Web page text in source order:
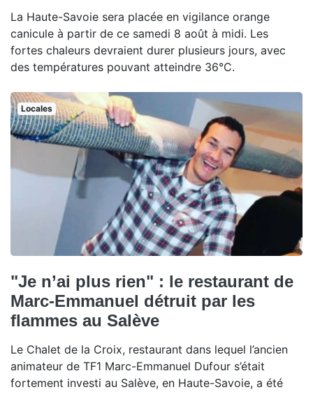
La Haute-Savoie sera placée en vigilance orange
canicule à partir de ce samedi 8 août à midi. Les
fortes chaleurs devraient durer plusieurs jours, avec
des températures pouvant atteindre 36°C.
Locales
"Je n’ai plus rien" : le restaurant de
Marc-Emmanuel détruit par les
flammes au Salève
Le Chalet de la Croix, restaurant dans lequel l’ancien
animateur de TF1 Marc-Emmanuel Dufour s’était
fortement investi au Salève, en Haute-Savoie, a été